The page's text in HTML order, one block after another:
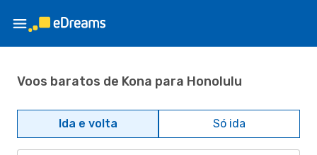
Voos baratos de Kona para Honolulu
Ida e volta Só ida